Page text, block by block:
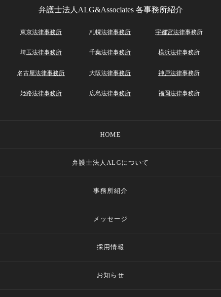
弁護士法人ALG&Associates 各事務所紹介
東京法律事務所 札幌法律事務所 宇都宮法律事務所
埼玉法律事務所 千葉法律事務所 横浜法律事務所
名古屋法律事務所 大阪法律事務所 神戸法律事務所
姫路法律事務所 広島法律事務所 福岡法律事務所
HOME
弁護士法人ALGについて
事務所紹介
メッセージ
採用情報
お知らせ